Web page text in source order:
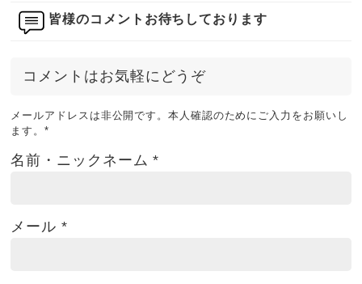
皆様のコメントお待ちしております
コメントはお気軽にどうぞ
メールアドレスは非公開です。本人確認のためにご入力をお願いし
ます。*
名前・ニックネーム*
メール*